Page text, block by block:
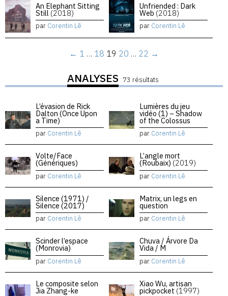
An Elephant Sitting
Still (2018)
par Corentin Lê
Unfriended : Dark
Web (2018)
par Corentin Lê
← 1 … 18 19 20 … 22 →
ANALYSES 73 résultats
L’évasion de Rick
Dalton (Once Upon
a Time)
par Corentin Lê
Lumières du jeu
vidéo (1) – Shadow
of the Colossus
par Corentin Lê
Volte/Face
(Génériques)
par Corentin Lê
L’angle mort
(Roubaix) (2019)
par Corentin Lê
Silence (1971) /
Silence (2017)
par Corentin Lê
Matrix, un legs en
question
par Corentin Lê
Scinder l’espace
(Monrovia)
par Corentin Lê
Chuva / Árvore Da
Vida / M
par Corentin Lê
Le composite selon
Jia Zhang-ke
Xiao Wu, artisan
pickpocket (1997)